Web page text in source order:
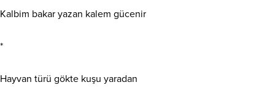
Kalbim bakar yazan kalem gücenir
*
Hayvan türü gökte kuşu yaradan